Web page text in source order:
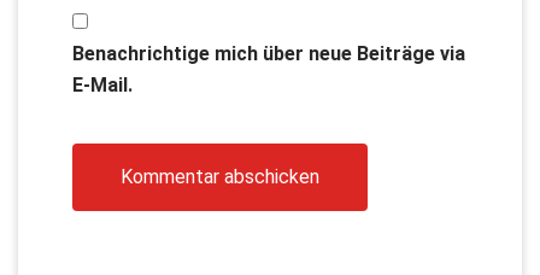
Benachrichtige mich über neue Beiträge via
E-Mail.